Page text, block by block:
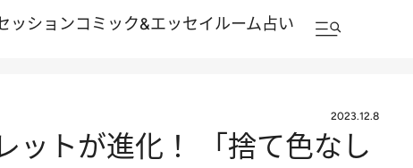
ッションコミック&エッセイルーム占い
2023.12.8
ットが進化！ 「捨て色なし